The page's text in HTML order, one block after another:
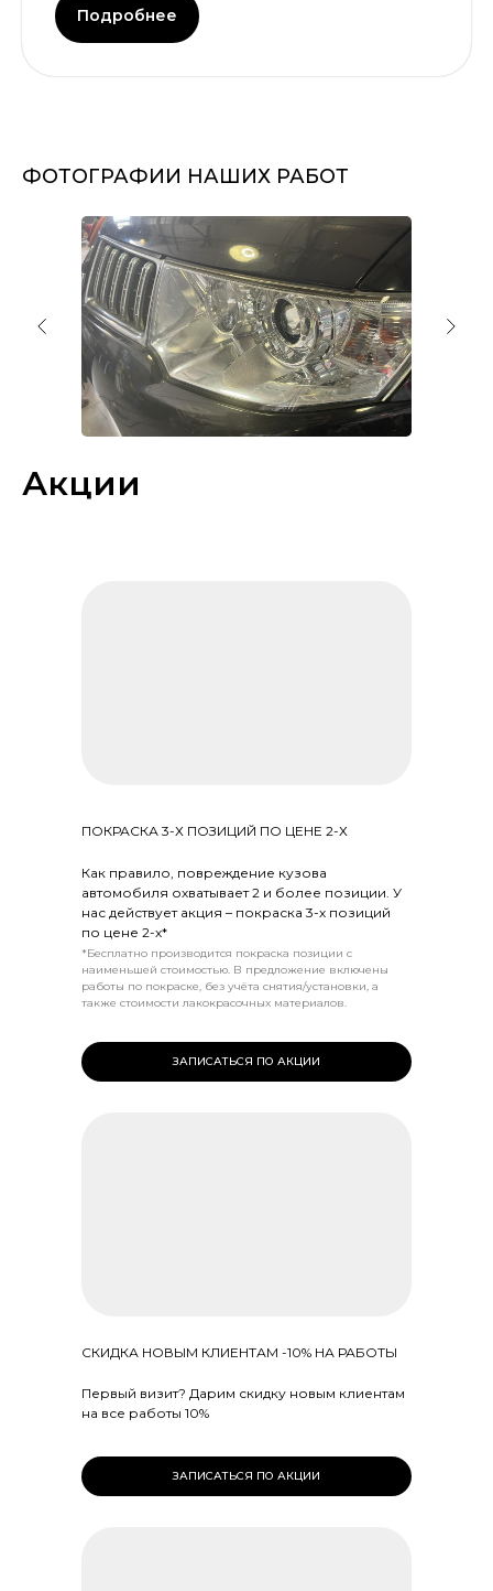
Подробнее
ФОТОГРАФИИ НАШИХ РАБОТ
Акции
СКИДКА НОВЫМ КЛИЕНТАМ -10% НА РАБОТЫ
Первый визит? Дарим скидку новым клиентам
на все работы 10%
ЗАПИСАТЬСЯ ПО АКЦИИ
ПОКРАСКА 3-Х ПОЗИЦИЙ ПО ЦЕНЕ 2-Х
*Бесплатно производится покраска позиции с
наименьшей стоимостью. В предложение включены
работы по покраске, без учёта снятия/установки, а
также стоимости лакокрасочных материалов.
Как правило, повреждение кузова
автомобиля охватывает 2 и более позиции. У
нас действует акция – покраска 3-х позиций
по цене 2-х*
ЗАПИСАТЬСЯ ПО АКЦИИ